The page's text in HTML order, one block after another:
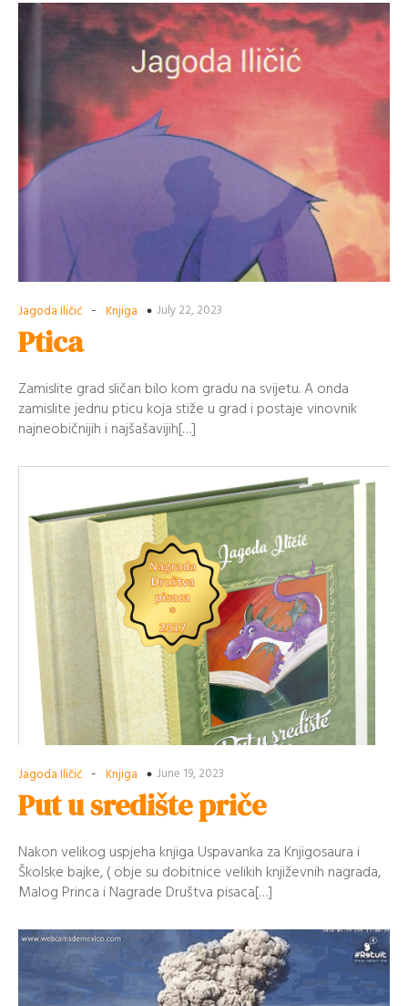
Jagoda Iličić - Knjiga July 22, 2023
Ptica
Zamislite grad sličan bilo kom gradu na svijetu. A onda
zamislite jednu pticu koja stiže u grad i postaje vinovnik
najneobičnijih i najšašavijih[…]
Jagoda Iličić - Knjiga June 19, 2023
Put u središte priče
Nakon velikog uspjeha knjiga Uspavanka za Knjigosaura i
Školske bajke, ( obje su dobitnice velikih književnih nagrada,
Malog Princa i Nagrade Društva pisaca[…]